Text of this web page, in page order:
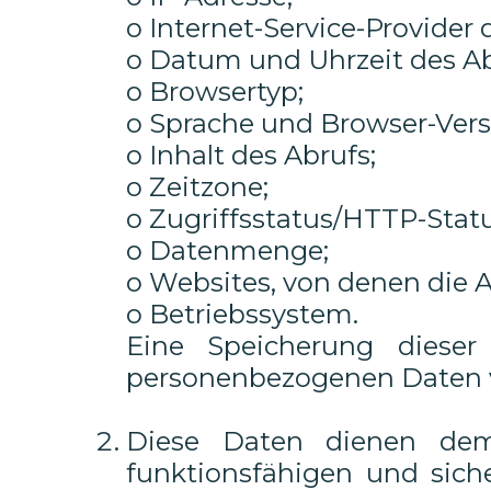
o Internet-Service-Provider
o Datum und Uhrzeit des
o Browsertyp;
o Sprache und Browser-
o Inhalt des Abrufs;
o Zeitzone;
o Zugriffsstatus/HTTP-
o Datenmenge;
o Websites, von denen die
o Betriebssystem.
Eine Speicherung
personenbezogenen
Diese Daten dienen
funktionsfähigen und